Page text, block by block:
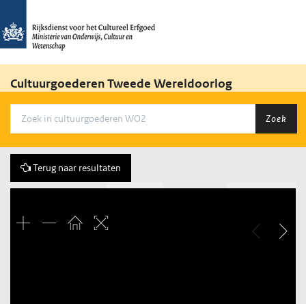
Cultuurgoederen Tweede Wereldoorlog
Zoek
Terug naar resultaten